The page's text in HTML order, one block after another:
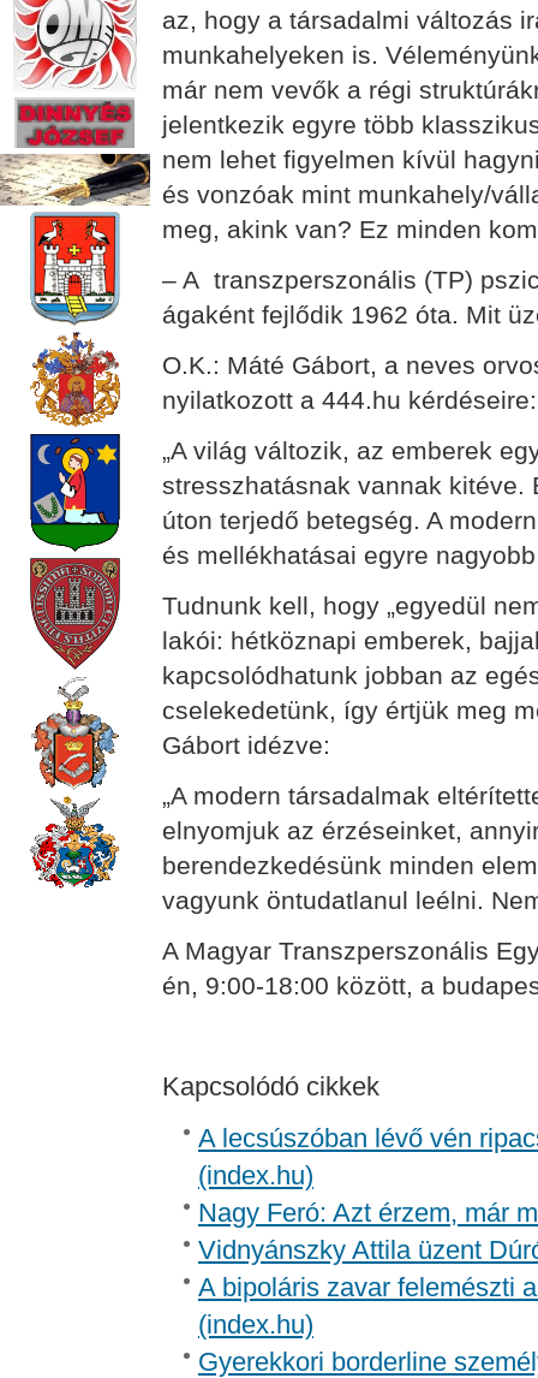
az, hogy a társadalmi változás
munkahelyeken is.
már nem vevők a régi
jelentkezik egyre több
nem lehet figyelmen kívül
és vonzóak mint munkahely/
meg, akink van? Ez minden
– A transzperszonális (TP)
ágaként fejlődik 1962 óta. Mit
O.K.: Máté Gábort, a neves
nyilatkozott a 444.hu kérdéseire:
„A világ változik, az emberek
stresszhatásnak vannak kitéve.
úton terjedő betegség. A
és mellékhatásai egyre
Tudnunk kell, hogy „egyedül
lakói: hétköznapi emberek,
kapcsolódhatunk jobban az
cselekedetünk, így értjük meg
Gábort idézve:
„A modern társadalmak
elnyomjuk az érzéseinket,
berendezkedésünk minden
vagyunk öntudatlanul leélni.
A Magyar Transzperszonális
én, 9:00-18:00 között, a
Kapcsolódó cikkek
A lecsúszóban lévő vén
(index.hu)
Nagy Feró: Azt érzem, már
Vidnyánszky Attila üzent
A bipoláris zavar felemészti
(index.hu)
Gyerekkori borderline